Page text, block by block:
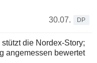
30.07.
DP
die Nordex-Story;
angemessen bewertet